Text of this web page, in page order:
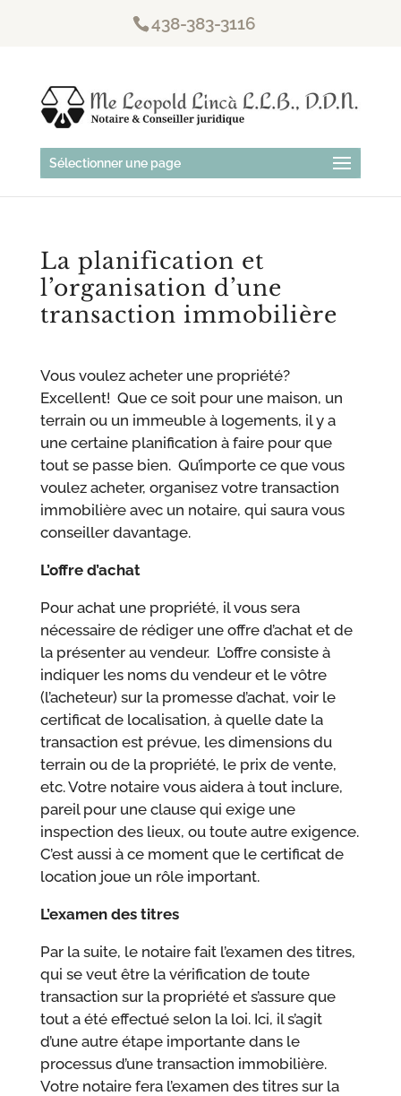
438-383-3116
Sélectionner une page
La planification et
l’organisation d’une
transaction immobilière
Vous voulez acheter une propriété?
Excellent! Que ce soit pour une maison, un
terrain ou un immeuble à logements, il y a
une certaine planification à faire pour que
tout se passe bien. Qu’importe ce que vous
voulez acheter, organisez votre transaction
immobilière avec un notaire, qui saura vous
conseiller davantage.
L’offre d’achat
Pour achat une propriété, il vous sera
nécessaire de rédiger une offre d’achat et de
la présenter au vendeur. L’offre consiste à
indiquer les noms du vendeur et le vôtre
(l’acheteur) sur la promesse d’achat, voir le
certificat de localisation, à quelle date la
transaction est prévue, les dimensions du
terrain ou de la propriété, le prix de vente,
etc. Votre notaire vous aidera à tout inclure,
pareil pour une clause qui exige une
inspection des lieux, ou toute autre exigence.
C’est aussi à ce moment que le certificat de
location joue un rôle important.
L’examen des titres
Par la suite, le notaire fait l’examen des titres,
qui se veut être la vérification de toute
transaction sur la propriété et s’assure que
tout a été effectué selon la loi. Ici, il s’agit
d’une autre étape importante dans le
processus d’une transaction immobilière.
Votre notaire fera l’examen des titres sur la